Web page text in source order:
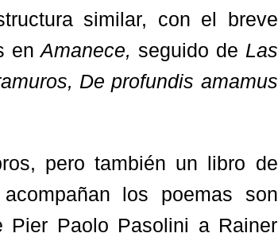
similar, con el breve
enAmanece, seguido de Las
De profundis amamus
pero también un libro de
los poemas son
Pier Paolo Pasolini a Rainer